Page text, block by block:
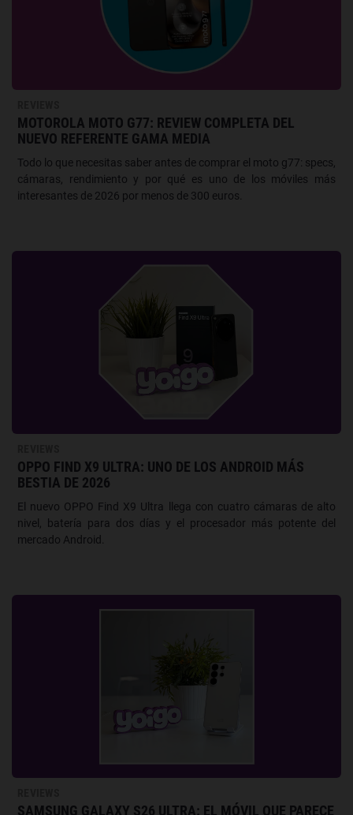
MOTOROLA MOTO G77: REVIEW COMPLETA DEL
NUEVO REFERENTE GAMA MEDIA
Todo lo que necesitas saber antes de comprar el moto g77: specs,
cámaras, rendimiento y por qué es uno de los móviles más
interesantes de 2026 por menos de 300 euros.
OPPO FIND X9 ULTRA: UNO DE LOS ANDROID MÁS
BESTIA DE 2026
El nuevo OPPO Find X9 Ultra llega con cuatro cámaras de alto
nivel, batería para dos días y el procesador más potente del
mercado Android.
SAMSUNG GALAXY S26 ULTRA: EL MÓVIL QUE PARECE